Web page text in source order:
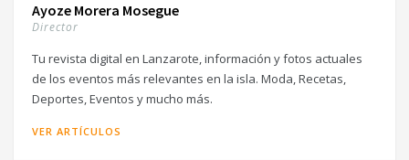
Ayoze Morera Mosegue
Director
Tu revista digital en Lanzarote, información y fotos actuales
de los eventos más relevantes en la isla. Moda, Recetas,
Deportes, Eventos y mucho más.
VER ARTÍCULOS